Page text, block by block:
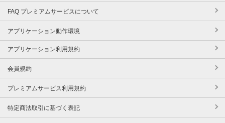
FAQ プレミアムサービスについて
アプリケーション動作環境
アプリケーション利用規約
会員規約
プレミアムサービス利用規約
特定商法取引に基づく表記